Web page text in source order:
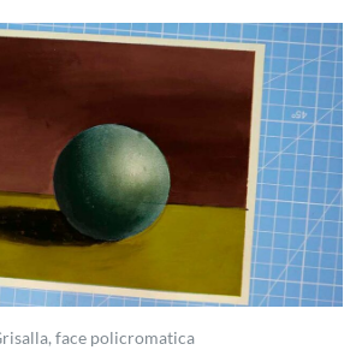
face policromatica